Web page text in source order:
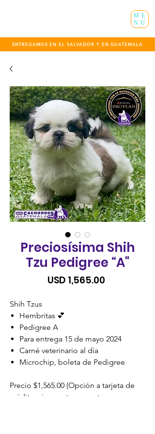
ENTREGAMOS EN EL SALVADOR Y EN GUATEMALA
ME
NU
Preciosísima Shih
Tzu Pedigree “A"
USD 1,565.00
Shih Tzus
Hembritas 💕
Pedigree A
Para entrega 15 de mayo 2024
Carné veterinario al día
Microchip, boleta de Pedigree
Precio $1,565.00 (Opción a tarjeta de
crédito, visa cuotas o cuotas